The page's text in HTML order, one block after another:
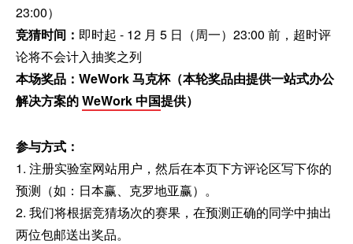
23:00）
竞猜时间： 即时起 - 12 月 5 日（周一）23:00 前，超时评
论将不会计入抽奖之列
本场奖品：WeWork 马克杯（本轮奖品由提供一站式办公
解决方案的WeWork 中国提供）
参与方式：
1. 注册实验室网站用户，然后在本页下方评论区写下你的
预测（如：日本赢、克罗地亚赢）。
2. 我们将根据竞猜场次的赛果，在预测正确的同学中抽出
两位包邮送出奖品。